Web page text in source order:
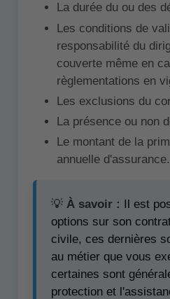
La durée du ou des
Les conditions de
responsabilité du
couverte même en
règlementations en
Les exclusions du
La présence ou non
Le montant de la
annuelle d'assurance.
💡 À savoir : Il est
options sur son
civile, ces dernières
au métier que vous
certaines sont
protection et